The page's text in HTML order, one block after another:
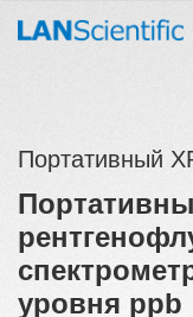
Портативный
уровня ppb